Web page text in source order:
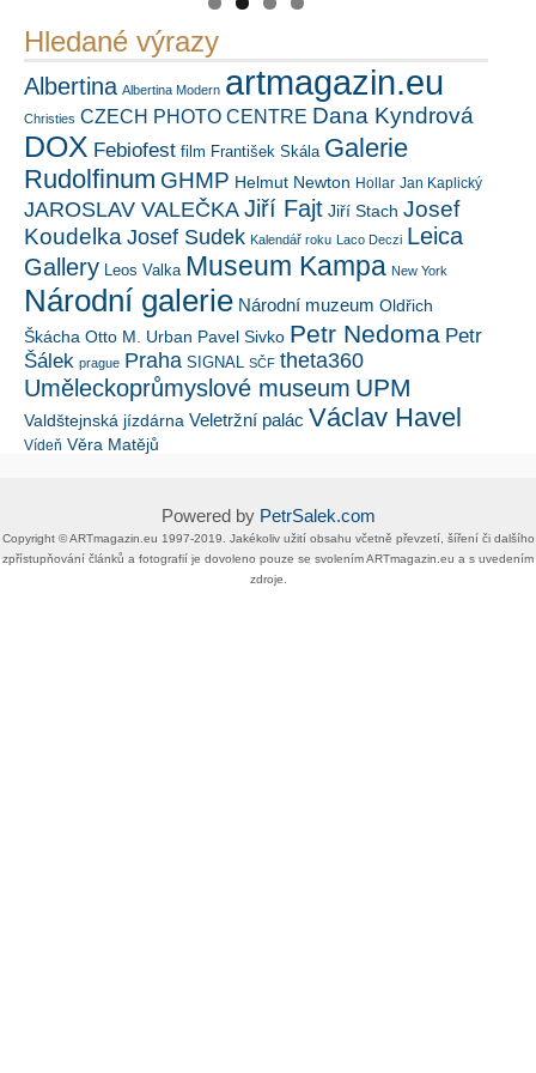
Hledané výrazy
Albertina Albertina Modern artmagazin.eu
Christies CZECH PHOTO CENTRE Dana Kyndrová
DOX Febiofest film František Skála Galerie
Rudolfinum GHMP Helmut Newton Hollar Jan Kaplický
JAROSLAV VALEČKA Jiří Fajt Jiří Stach Josef
Koudelka Josef Sudek Kalendář roku Laco Deczi Leica
Gallery Leos Valka Museum Kampa New York
Národní galerie Národní muzeum Oldřich
Škácha Otto M. Urban Pavel Sivko Petr Nedoma Petr
Šálek prague Praha SIGNAL SČF theta360
Uměleckoprůmyslové museum UPM
Valdštejnská jízdárna Veletržní palác Václav Havel
Vídeň Věra Matějů
Powered by PetrSalek.com
Copyright ©​ ​​ARTmagazin.eu ​1997-2019​.​ Jakékoliv užití obsahu včetně převzetí, šíření či dalšího
zpřístupňování článků a fotografií je dovoleno pouze se svolením ​ARTmagazin.eu​ ​a s uvedením
zdroje.